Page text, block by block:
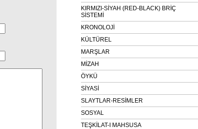
KIRMIZI-SİYAH (RED-BLACK) BRİÇ
SİSTEMİ
KRONOLOJİ
KÜLTÜREL
MARŞLAR
MİZAH
ÖYKÜ
SİYASİ
SLAYTLAR-RESİMLER
SOSYAL
TEŞKİLAT-I MAHSUSA